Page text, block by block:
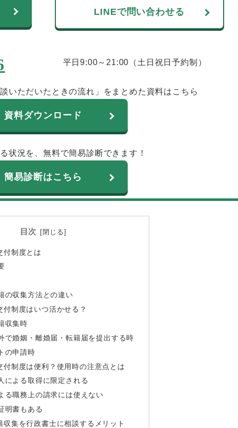
LINEで問い合わせる
平日9:00～21:00（土日祝日予約制）
いただいたときの流れ」をまとめた資料はこちら
資料ダウンロード
状況を、無料で簡易診断できます！
簡易診断はこちら
目次
付制度とは
の収集方法との違い
付制度はいつ活かせる？
収集時
で婚姻・離婚届・転籍届を提出する時
の申請時
付制度は便利？使用時の注意点とは
による取得に限定される
る職務上の請求には使えない
明書もある
収集を行政書士に相談するメリット